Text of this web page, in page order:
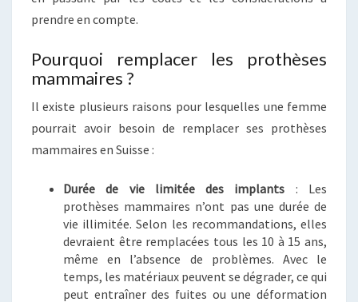
prendre en compte.
Pourquoi remplacer les prothèses
mammaires ?
Il existe plusieurs raisons pour lesquelles une femme
pourrait avoir besoin de remplacer ses prothèses
mammaires en Suisse :
Durée de vie limitée des implants : Les
prothèses mammaires n’ont pas une durée de
vie illimitée. Selon les recommandations, elles
devraient être remplacées tous les 10 à 15 ans,
même en l’absence de problèmes. Avec le
temps, les matériaux peuvent se dégrader, ce qui
peut entraîner des fuites ou une déformation